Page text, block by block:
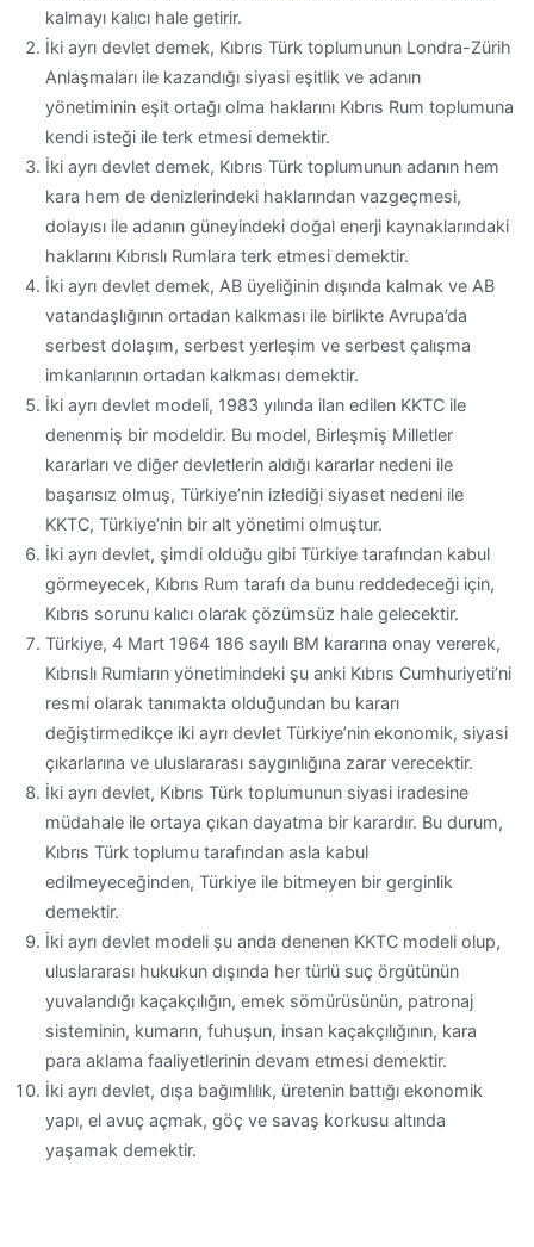
kalmayı kalıcı hale getirir.
İki ayrı devlet demek, Kıbrıs Türk toplumunun Londra-Zürih
Anlaşmaları ile kazandığı siyasi eşitlik ve adanın
yönetiminin eşit ortağı olma haklarını Kıbrıs Rum toplumuna
kendi isteği ile terk etmesi demektir.
İki ayrı devlet demek, Kıbrıs Türk toplumunun adanın hem
kara hem de denizlerindeki haklarından vazgeçmesi,
dolayısı ile adanın güneyindeki doğal enerji kaynaklarındaki
haklarını Kıbrıslı Rumlara terk etmesi demektir.
İki ayrı devlet demek, AB üyeliğinin dışında kalmak ve AB
vatandaşlığının ortadan kalkması ile birlikte Avrupa’da
serbest dolaşım, serbest yerleşim ve serbest çalışma
imkanlarının ortadan kalkması demektir.
İki ayrı devlet modeli, 1983 yılında ilan edilen KKTC ile
denenmiş bir modeldir. Bu model, Birleşmiş Milletler
kararları ve diğer devletlerin aldığı kararlar nedeni ile
başarısız olmuş, Türkiye’nin izlediği siyaset nedeni ile
KKTC, Türkiye’nin bir alt yönetimi olmuştur.
İki ayrı devlet, şimdi olduğu gibi Türkiye tarafından kabul
görmeyecek, Kıbrıs Rum tarafı da bunu reddedeceği için,
Kıbrıs sorunu kalıcı olarak çözümsüz hale gelecektir.
Türkiye, 4 Mart 1964 186 sayılı BM kararına onay vererek,
Kıbrıslı Rumların yönetimindeki şu anki Kıbrıs Cumhuriyeti’ni
resmi olarak tanımakta olduğundan bu kararı
değiştirmedikçe iki ayrı devlet Türkiye’nin ekonomik, siyasi
çıkarlarına ve uluslararası saygınlığına zarar verecektir.
İki ayrı devlet, Kıbrıs Türk toplumunun siyasi iradesine
müdahale ile ortaya çıkan dayatma bir karardır. Bu durum,
Kıbrıs Türk toplumu tarafından asla kabul
edilmeyeceğinden, Türkiye ile bitmeyen bir gerginlik
demektir.
İki ayrı devlet modeli şu anda denenen KKTC modeli olup,
uluslararası hukukun dışında her türlü suç örgütünün
yuvalandığı kaçakçılığın, emek sömürüsünün, patronaj
sisteminin, kumarın, fuhuşun, insan kaçakçılığının, kara
para aklama faaliyetlerinin devam etmesi demektir.
İki ayrı devlet, dışa bağımlılık, üretenin battığı ekonomik
yapı, el avuç açmak, göç ve savaş korkusu altında
yaşamak demektir.